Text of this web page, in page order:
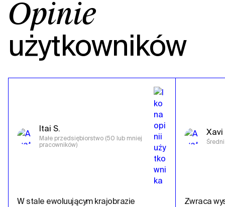
Opinie
użytkowników
Itai S.
Małe przedsiębiorstwo (50 lub mniej
pracowników)
W stale ewoluującym krajobrazie
Xavi
Zwraca